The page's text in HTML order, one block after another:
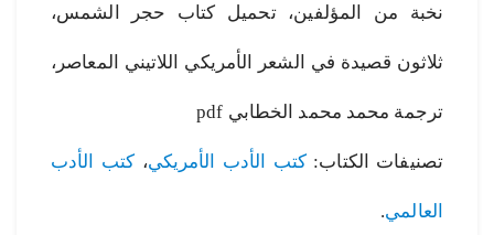
نخبة من المؤلفين، تحميل كتاب حجر الشمس،
ثلاثون قصيدة في الشعر الأمريكي اللاتيني المعاصر،
ترجمة محمد محمد الخطابي pdf
تصنيفات الكتاب:كتب الأدب الأمريكي، كتب الأدب
العالمي.